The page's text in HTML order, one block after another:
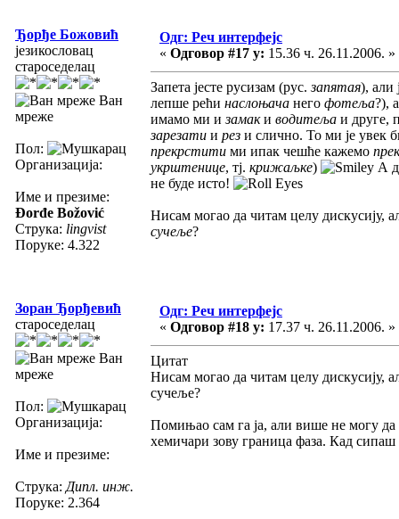
Ђорђе Божовић
језикословац
староседелац
Ван
мреже
Пол:
Организација:
Име и презиме:
Đorđe Božović
Струка: lingvist
Поруке: 4.322
Одг: Реч интерфејс
« Одговор #17 у: 15.36 ч. 26.11.2006. »
Запета јесте русизам (рус.запятая), али
лепше рећи наслоњача него фотеља?),
имамо ми изамаки водитеља и друге,
зарезати и рез и слично. То ми је увек
прекрстити ми ипак чешће кажемо
укрштенице, тј. крижаљке)
А
не буде исто!
Нисам могао да читам целу дискусију,
сучеље?
Зоран Ђорђевић
староседелац
Ван
мреже
Пол:
Организација:
Име и презиме:
Струка: Дипл. инж.
Поруке: 2.364
Одг: Реч интерфејс
« Одговор #18 у: 17.37 ч. 26.11.2006. »
Цитат
Нисам могао да читам целу дискусију,
сучеље?
Помињао сам га ја, али више не могу да
хемичари зову граница фаза. Кад